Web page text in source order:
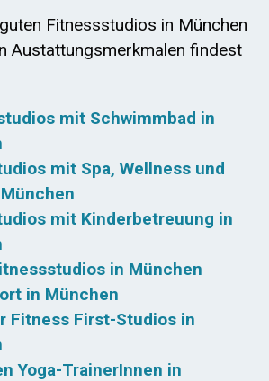
Fitnessstudios in München
Austattungsmerkmalen findest
mit Schwimmbad in
mit Spa, Wellness und
mit Kinderbetreuung in
in München
in München
Fitness First-Studios in
Yoga-TrainerInnen in